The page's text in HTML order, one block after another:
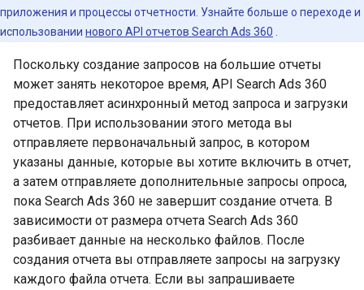
приложения и процессы отчетности. Узнайте больше о переходе и
использовании нового API отчетов Search Ads 360
Поскольку создание запросов на большие отчеты
может занять некоторое время, API Search Ads 360
предоставляет асинхронный метод запроса и загрузки
отчетов. При использовании этого метода вы
отправляете первоначальный запрос, в котором
указаны данные, которые вы хотите включить в отчет,
а затем отправляете дополнительные запросы опроса,
пока Search Ads 360 не завершит создание отчета. В
зависимости от размера отчета Search Ads 360
разбивает данные на несколько файлов. После
создания отчета вы отправляете запросы на загрузку
каждого файла отчета. Если вы запрашиваете